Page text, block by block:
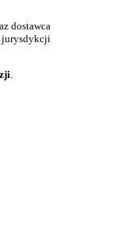
dostawca
jurysdykcji